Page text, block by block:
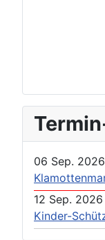
06 Sep. 2026
12 Sep. 2026
Kinder-